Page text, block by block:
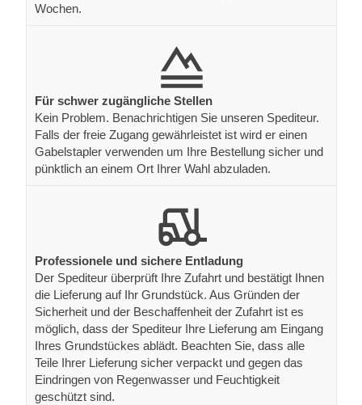
Wochen.
Für schwer zugängliche Stellen
Kein Problem. Benachrichtigen Sie unseren Spediteur.
Falls der freie Zugang gewährleistet ist wird er einen
Gabelstapler verwenden um Ihre Bestellung sicher und
pünktlich an einem Ort Ihrer Wahl abzuladen.
Professionele und sichere Entladung
Der Spediteur überprüft Ihre Zufahrt und bestätigt Ihnen
die Lieferung auf Ihr Grundstück. Aus Gründen der
Sicherheit und der Beschaffenheit der Zufahrt ist es
möglich, dass der Spediteur Ihre Lieferung am Eingang
Ihres Grundstückes ablädt. Beachten Sie, dass alle
Teile Ihrer Lieferung sicher verpackt und gegen das
Eindringen von Regenwasser und Feuchtigkeit
geschützt sind.